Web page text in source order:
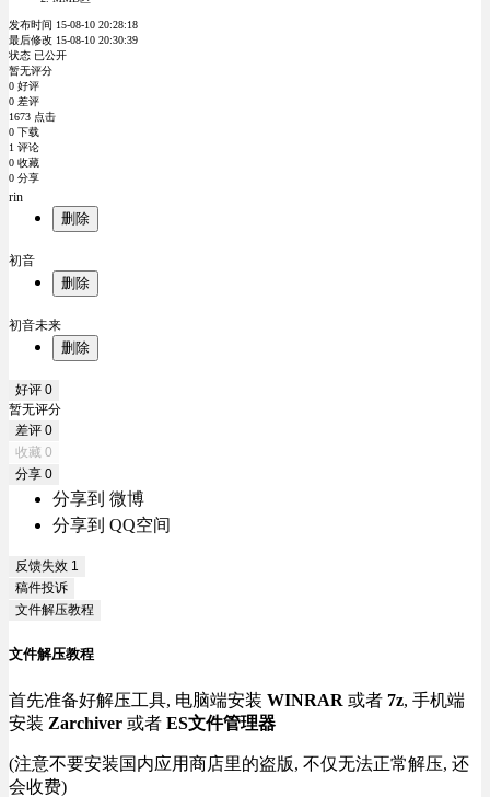
发布时间 15-08-10 20:28:18
最后修改 15-08-10 20:30:39
状态 已公开
暂无评分
0 好评
0 差评
1673 点击
0 下载
1 评论
0 收藏
0 分享
rin
删除
初音
删除
初音未来
删除
好评 0
暂无评分
差评 0
收藏 0
分享 0
分享到 微博
分享到 QQ空间
反馈失效 1
稿件投诉
文件解压教程
文件解压教程
首先准备好解压工具, 电脑端安装 WINRAR 或者 7z, 手机端
安装 Zarchiver 或者 ES文件管理器
(注意不要安装国内应用商店里的盗版, 不仅无法正常解压, 还
会收费)